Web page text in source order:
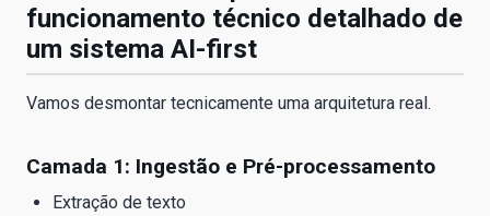
funcionamento técnico detalhado de
um sistema AI-first
Vamos desmontar tecnicamente uma arquitetura real.
Camada 1: Ingestão e Pré-processamento
Extração de texto